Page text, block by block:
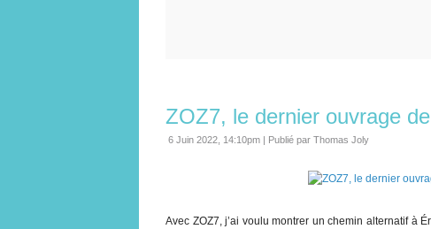
ZOZ7, le dernier ouvrage
6 Juin 2022, 14:10pm | Publié par Thomas Joly
Avec ZOZ7, j’ai voulu montrer un chemin alternatif à